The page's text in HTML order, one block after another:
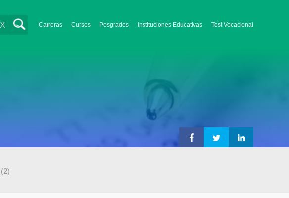
Carreras Cursos Posgrados Instituciones Educativas Test Vocacional
X
(2)